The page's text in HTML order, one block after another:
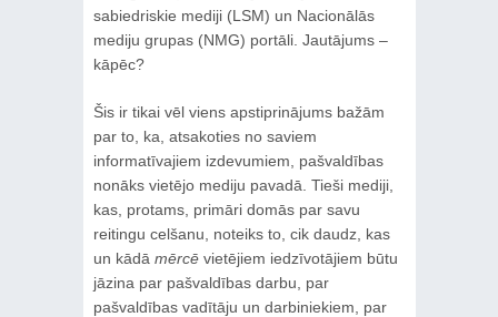
sabiedriskie mediji (LSM) un Nacionālās
mediju grupas (NMG) portāli. Jautājums –
kāpēc?
Šis ir tikai vēl viens apstiprinājums bažām
par to, ka, atsakoties no saviem
informatīvajiem izdevumiem, pašvaldības
nonāks vietējo mediju pavadā. Tieši mediji,
kas, protams, primāri domās par savu
reitingu celšanu, noteiks to, cik daudz, kas
un kādā mērcēvietējiem iedzīvotājiem būtu
jāzina par pašvaldības darbu, par
pašvaldības vadītāju un darbiniekiem, par